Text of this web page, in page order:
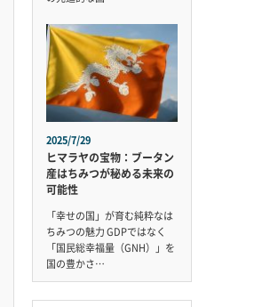
2025/7/29
ヒマラヤの宝物：ブータン
産はちみつが秘める未来の
可能性
「幸せの国」が育む純粋なは
ちみつの魅力 GDPではなく
「国民総幸福量（GNH）」を
国の豊かさ…